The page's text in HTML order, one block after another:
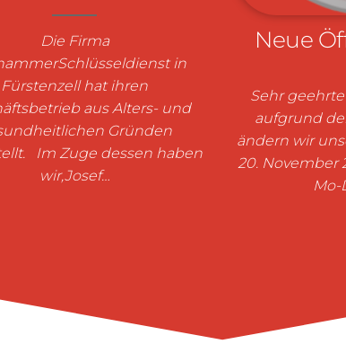
Die Firma
in
Fürstenzell hat ihren
aus Alters- und
Gründen
Im Zuge dessen haben
wir,Josef…
Neue
Sehr
aufgrund
ändern wir
20. November